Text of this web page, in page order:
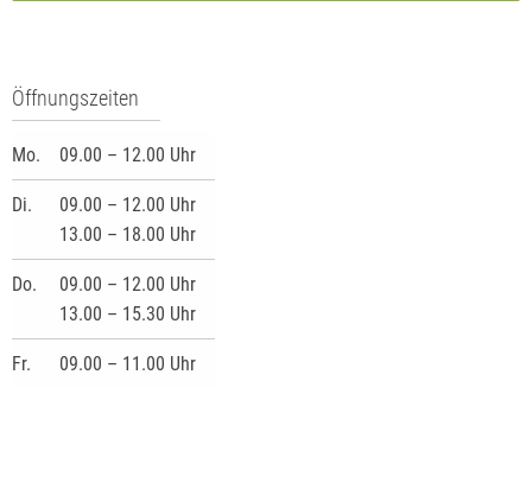
Öffnungszeiten
Mo. 09.00 – 12.00 Uhr
Di.
09.00 – 12.00 Uhr
13.00 – 18.00 Uhr
Do.
09.00 – 12.00 Uhr
13.00 – 15.30 Uhr
Fr. 09.00 – 11.00 Uhr